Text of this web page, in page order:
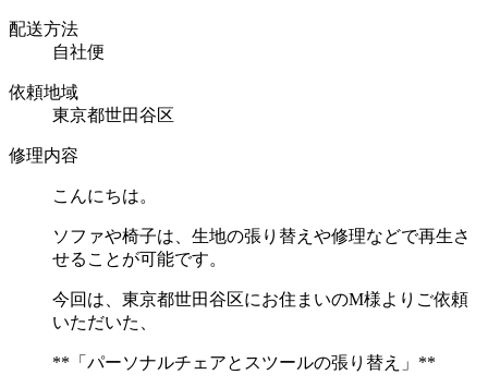
配送方法
自社便
依頼地域
東京都世田谷区
修理内容
こんにちは。
ソファや椅子は、生地の張り替えや修理などで再生さ
せることが可能です。
今回は、東京都世田谷区にお住まいのM様よりご依頼
いただいた、
** 「パーソナルチェアとスツールの張り替え」 **